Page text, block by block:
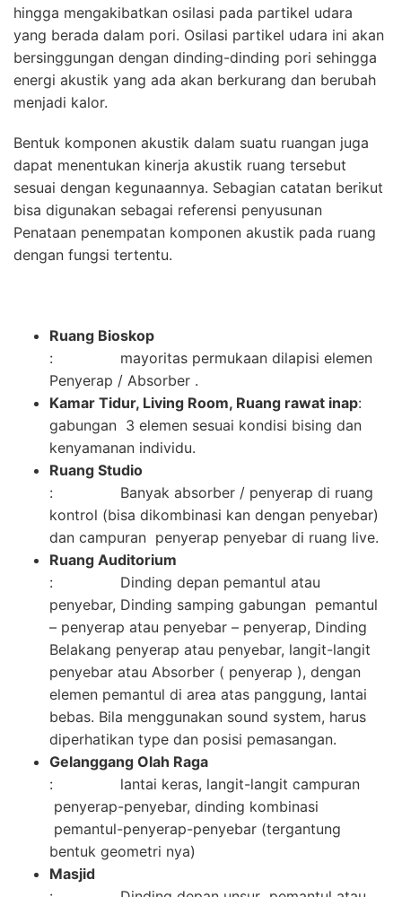
hingga mengakibatkan osilasi pada partikel udara
yang berada dalam pori. Osilasi partikel udara ini akan
bersinggungan dengan dinding-dinding pori sehingga
energi akustik yang ada akan berkurang dan berubah
menjadi kalor.
Bentuk komponen akustik dalam suatu ruangan juga
dapat menentukan kinerja akustik ruang tersebut
sesuai dengan kegunaannya. Sebagian catatan berikut
bisa digunakan sebagai referensi penyusunan
Penataan penempatan komponen akustik pada ruang
dengan fungsi tertentu.
Ruang Bioskop
: mayoritas permukaan dilapisi elemen
Penyerap / Absorber .
Kamar Tidur, Living Room, Ruang rawat inap:
gabungan 3 elemen sesuai kondisi bising dan
kenyamanan individu.
Ruang Studio
: Banyak absorber / penyerap di ruang
kontrol (bisa dikombinasi kan dengan penyebar)
dan campuran penyerap penyebar di ruang live.
Ruang Auditorium
: Dinding depan pemantul atau
penyebar, Dinding samping gabungan pemantul
– penyerap atau penyebar – penyerap, Dinding
Belakang penyerap atau penyebar, langit-langit
penyebar atau Absorber ( penyerap ), dengan
elemen pemantul di area atas panggung, lantai
bebas. Bila menggunakan sound system, harus
diperhatikan type dan posisi pemasangan.
Gelanggang Olah Raga
: lantai keras, langit-langit campuran
penyerap-penyebar, dinding kombinasi
pemantul-penyerap-penyebar (tergantung
bentuk geometri nya)
Masjid